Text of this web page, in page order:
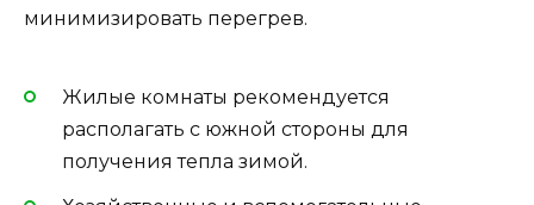
минимизировать перегрев.
Жилые комнаты рекомендуется
располагать с южной стороны для
получения тепла зимой.